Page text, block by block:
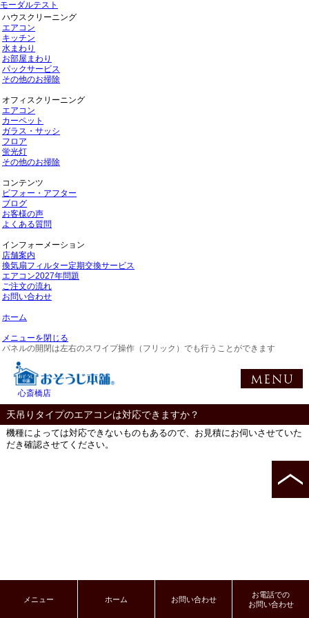
モーダルテスト
ハウスクリーニング
エアコン
キッチン
水まわり
お部屋まわり
パックサービス
その他のお掃除
オフィスクリーニング
エアコン
カーペット
ガラス・サッシ
フロア
蛍光灯
その他のお掃除
コンテンツ
ビフォー・アフター
ブログ
お客様の声
よくある質問
インフォーメーション
店舗案内
換気扇フィルター定期交換サービス
エアコン2027年問題
ご注文の流れ
お問い合わせ
ホーム
メニューを閉じる
パネルの開閉は左右のスワイプ操作（フリック）でも行うことができます
心斎橋店
天吊りタイプのエアコンは対応できますか？
機種によっては対応できないものもあるので、お見積にお伺いさせていた
だき確認させてください。
メニュー ホーム お問い合わせ
お電話での
お問い合わせ